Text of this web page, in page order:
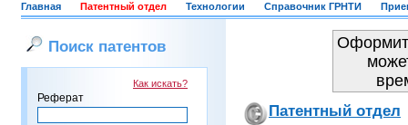
Главная Патентный отдел Технологии Справочник ГРНТИ
Поиск патентов
Как искать?
Реферат
Патентный отдел